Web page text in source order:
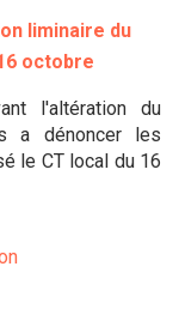
liminaire du
octobre
l'altération du
a dénoncer les
le CT local du 16